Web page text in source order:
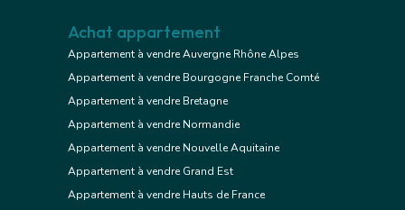
Achat appartement
Appartement à vendre Auvergne Rhône Alpes
Appartement à vendre Bourgogne Franche Comté
Appartement à vendre Bretagne
Appartement à vendre Normandie
Appartement à vendre Nouvelle Aquitaine
Appartement à vendre Grand Est
Appartement à vendre Hauts de France